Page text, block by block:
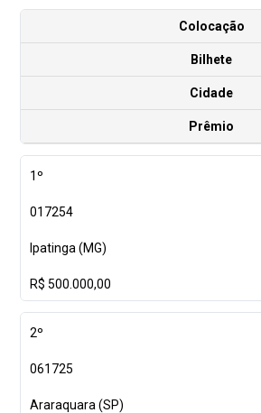
Colocação
Bilhete
Cidade
Prêmio
1º
017254
Ipatinga (MG)
R$ 500.000,00
2º
061725
Araraquara (SP)